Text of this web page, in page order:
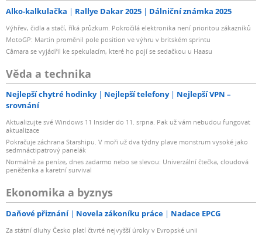
Alko-kalkulačka Rallye Dakar 2025 Dálniční známka 2025
Výhřev, čidla a stačí, říká průzkum. Pokročilá elektronika není prioritou zákazníků
MotoGP: Martin proměnil pole position ve výhru v britském sprintu
Câmara se vyjádřil ke spekulacím, které ho pojí se sedačkou u Haasu
Věda a technika
Nejlepší chytré hodinky Nejlepší telefony
Nejlepší VPN –
srovnání
Aktualizujte své Windows 11 Insider do 11. srpna. Pak už vám nebudou fungovat
aktualizace
Pokračuje záchrana Starshipu. V moři už dva týdny plave monstrum vysoké jako
sedmnáctipatrový panelák
Normálně za peníze, dnes zadarmo nebo se slevou: Univerzální čtečka, cloudová
peněženka a karetní survival
Ekonomika a byznys
Daňové přiznání Novela zákoníku práce Nadace EPCG
Za státní dluhy Česko platí čtvrté nejvyšší úroky v Evropské unii